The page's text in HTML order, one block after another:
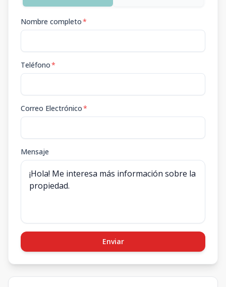
Nombre completo*
Teléfono*
Correo Electrónico*
Mensaje
Enviar